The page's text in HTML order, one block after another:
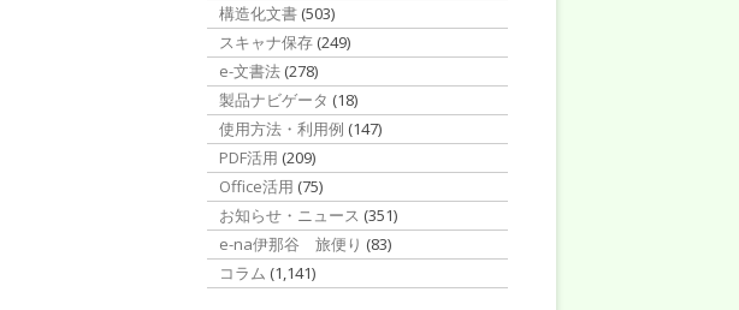
構造化文書 (503)
スキャナ保存 (249)
e-文書法 (278)
製品ナビゲータ (18)
使用方法・利用例 (147)
PDF活用 (209)
Office活用 (75)
お知らせ・ニュース (351)
e-na伊那谷 旅便り (83)
コラム (1,141)